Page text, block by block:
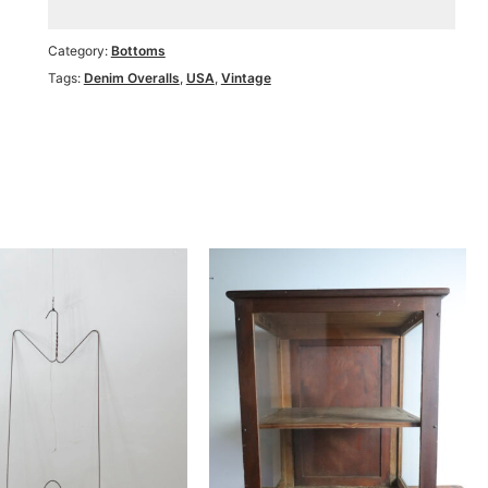
Category: Bottoms
Tags: Denim Overalls, USA, Vintage